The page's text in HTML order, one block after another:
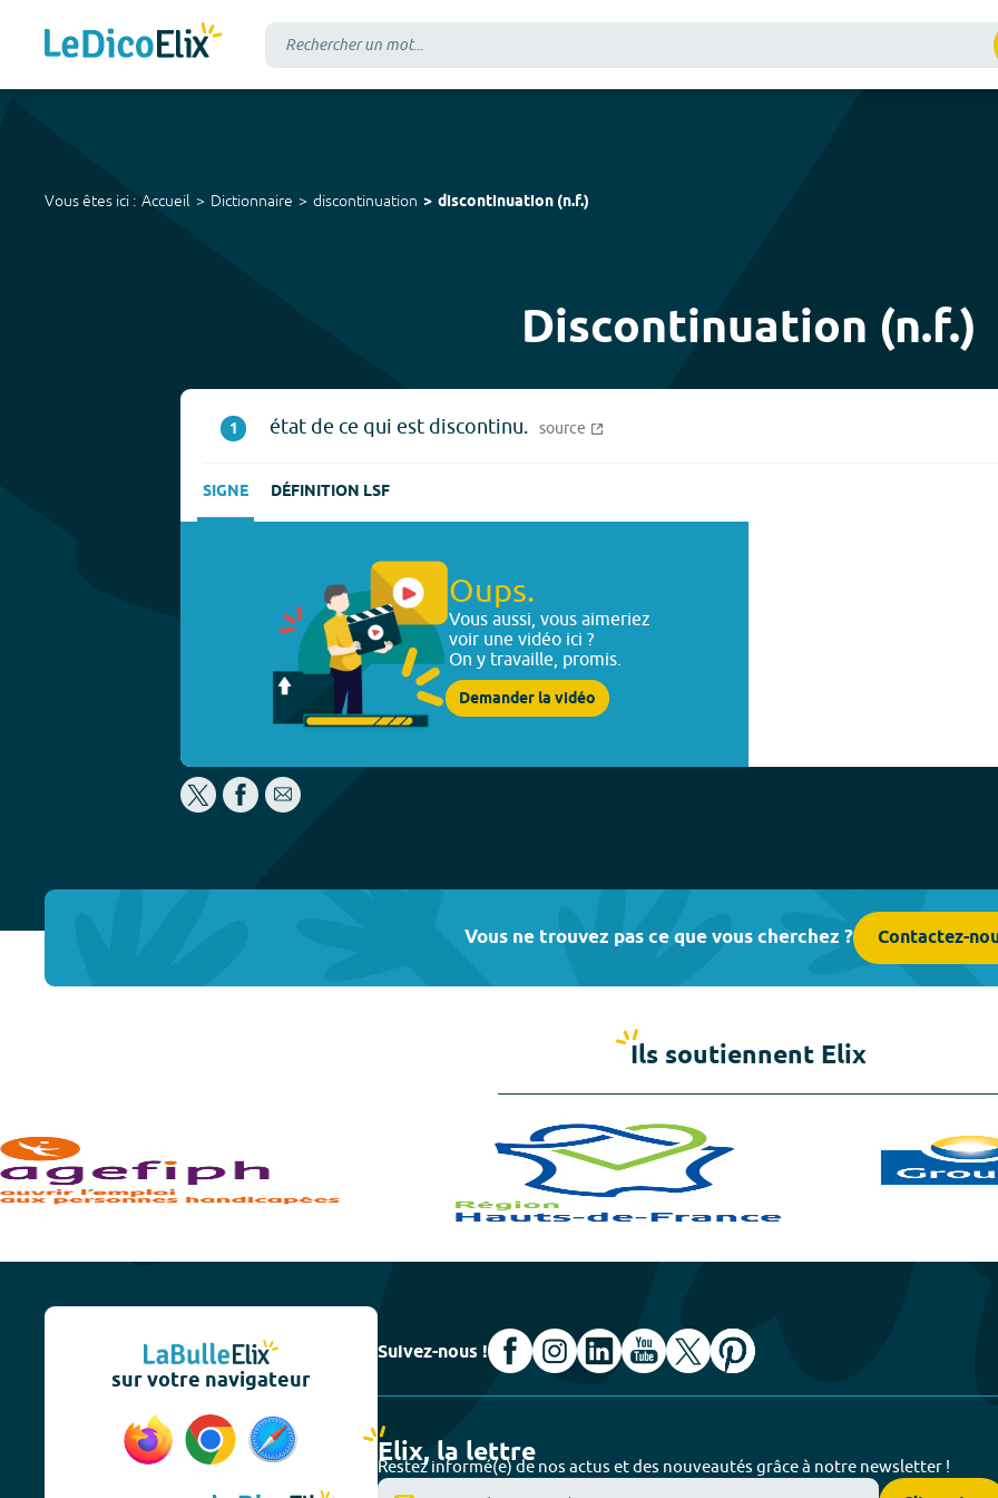
Vous êtes ici : Accueil Dictionnaire discontinuation discontinuation (n.f.)
Discontinuation (n.f.)
1 état de ce qui est discontinu. source
SIGNE DÉFINITION LSF
Oups.
Vous aussi, vous aimeriez
voir une vidéo ici ?
On y travaille, promis.
Demander la vidéo
Vous ne trouvez pas ce que vous cherchez ? Contactez-
Ils soutiennent Elix
sur votre navigateur
Suivez-nous !
Elix, la lettre
Restez informé(e) de nos actus et des nouveautés grâce à notre newsletter !